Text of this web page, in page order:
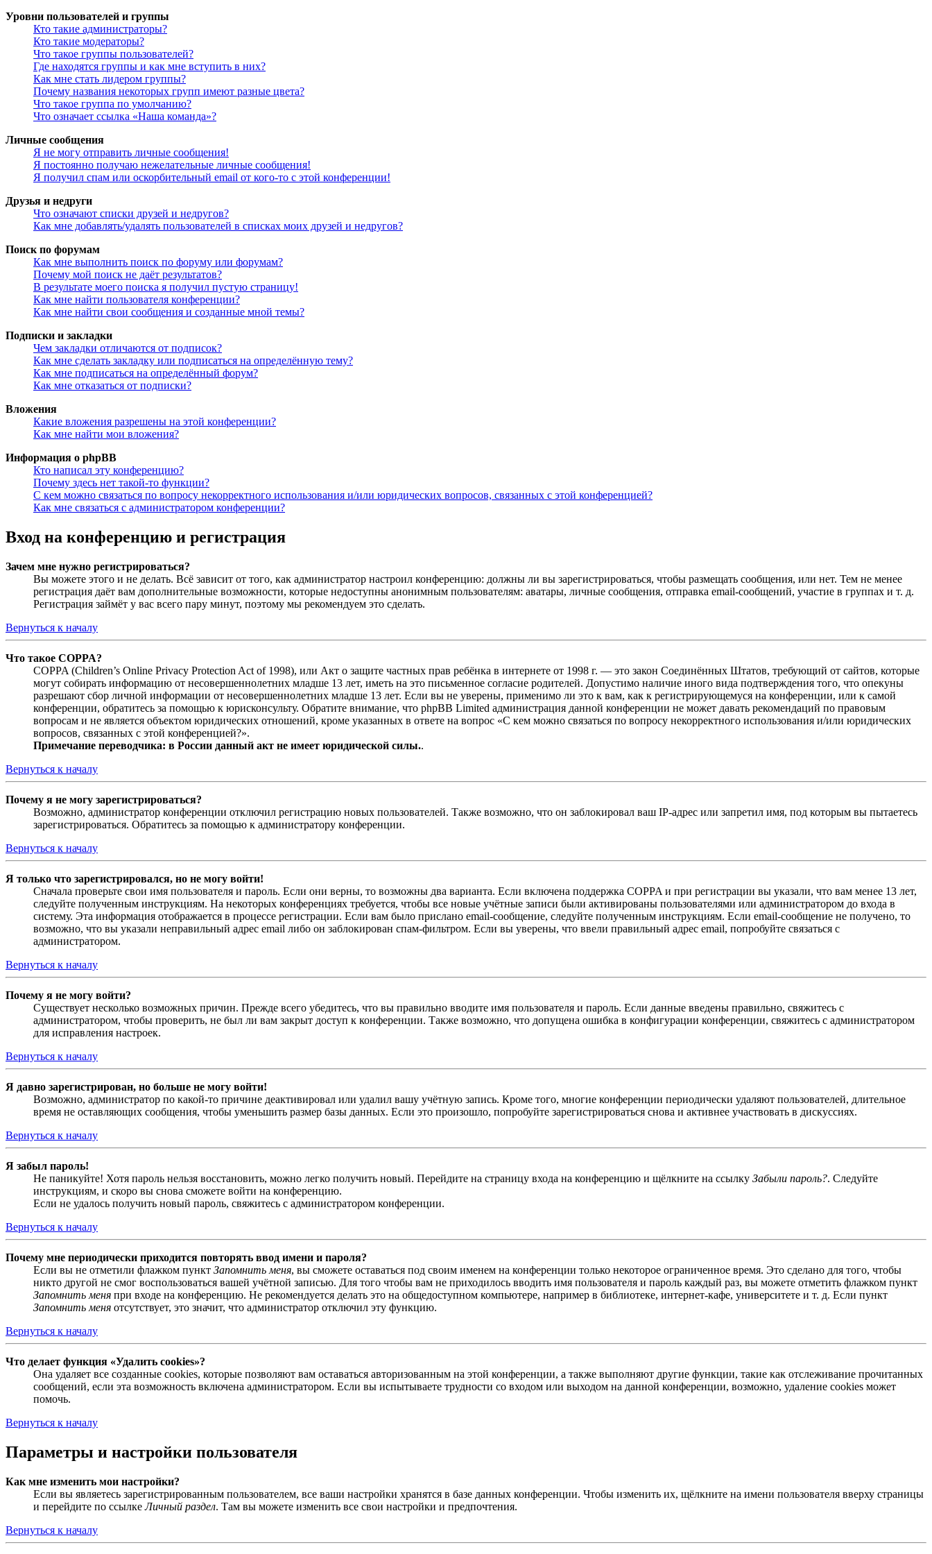
Уровни пользователей и группы
Кто такие администраторы?
Кто такие модераторы?
Что такое группы пользователей?
Где находятся группы и как мне вступить в них?
Как мне стать лидером группы?
Почему названия некоторых групп имеют разные цвета?
Что такое группа по умолчанию?
Что означает ссылка «Наша команда»?
Личные сообщения
Я не могу отправить личные сообщения!
Я постоянно получаю нежелательные личные сообщения!
Я получил спам или оскорбительный email от кого-то с этой конференции!
Друзья и недруги
Что означают списки друзей и недругов?
Как мне добавлять/удалять пользователей в списках моих друзей и недругов?
Поиск по форумам
Как мне выполнить поиск по форуму или форумам?
Почему мой поиск не даёт результатов?
В результате моего поиска я получил пустую страницу!
Как мне найти пользователя конференции?
Как мне найти свои сообщения и созданные мной темы?
Подписки и закладки
Чем закладки отличаются от подписок?
Как мне сделать закладку или подписаться на определённую тему?
Как мне подписаться на определённый форум?
Как мне отказаться от подписки?
Вложения
Какие вложения разрешены на этой конференции?
Как мне найти мои вложения?
Информация о phpBB
Кто написал эту конференцию?
Почему здесь нет такой-то функции?
С кем можно связаться по вопросу некорректного использования и/или юридических вопросов, связанных с этой конференцией?
Как мне связаться с администратором конференции?
Вход на конференцию и регистрация
Зачем мне нужно регистрироваться?
Вы можете этого и не делать. Всё зависит от того, как администратор настроил конференцию: должны ли вы зарегистрироваться, чтобы размещать сообщения, или нет. Тем не менее
регистрация даёт вам дополнительные возможности, которые недоступны анонимным пользователям: аватары, личные сообщения, отправка email-сообщений, участие в группах и т. д.
Регистрация займёт у вас всего пару минут, поэтому мы рекомендуем это сделать.
Вернуться к началу
Что такое COPPA?
COPPA (Children’s Online Privacy Protection Act of 1998), или Акт о защите частных прав ребёнка в интернете от 1998 г. — это закон Соединённых Штатов, требующий от сайтов, которые
могут собирать информацию от несовершеннолетних младше 13 лет, иметь на это письменное согласие родителей. Допустимо наличие иного вида подтверждения того, что опекуны
разрешают сбор личной информации от несовершеннолетних младше 13 лет. Если вы не уверены, применимо ли это к вам, как к регистрирующемуся на конференции, или к самой
конференции, обратитесь за помощью к юрисконсульту. Обратите внимание, что phpBB Limited администрация данной конференции не может давать рекомендаций по правовым
вопросам и не является объектом юридических отношений, кроме указанных в ответе на вопрос «С кем можно связаться по вопросу некорректного использования и/или юридических
вопросов, связанных с этой конференцией?».
Примечание переводчика: в России данный акт не имеет юридической силы..
Вернуться к началу
Почему я не могу зарегистрироваться?
Возможно, администратор конференции отключил регистрацию новых пользователей. Также возможно, что он заблокировал ваш IP-адрес или запретил имя, под которым вы пытаетесь
зарегистрироваться. Обратитесь за помощью к администратору конференции.
Вернуться к началу
Я только что зарегистрировался, но не могу войти!
Сначала проверьте свои имя пользователя и пароль. Если они верны, то возможны два варианта. Если включена поддержка COPPA и при регистрации вы указали, что вам менее 13 лет,
следуйте полученным инструкциям. На некоторых конференциях требуется, чтобы все новые учётные записи были активированы пользователями или администратором до входа в
систему. Эта информация отображается в процессе регистрации. Если вам было прислано email-сообщение, следуйте полученным инструкциям. Если email-сообщение не получено, то
возможно, что вы указали неправильный адрес email либо он заблокирован спам-фильтром. Если вы уверены, что ввели правильный адрес email, попробуйте связаться с
администратором.
Вернуться к началу
Почему я не могу войти?
Существует несколько возможных причин. Прежде всего убедитесь, что вы правильно вводите имя пользователя и пароль. Если данные введены правильно, свяжитесь с
администратором, чтобы проверить, не был ли вам закрыт доступ к конференции. Также возможно, что допущена ошибка в конфигурации конференции, свяжитесь с администратором
для исправления настроек.
Вернуться к началу
Я давно зарегистрирован, но больше не могу войти!
Возможно, администратор по какой-то причине деактивировал или удалил вашу учётную запись. Кроме того, многие конференции периодически удаляют пользователей, длительное
время не оставляющих сообщения, чтобы уменьшить размер базы данных. Если это произошло, попробуйте зарегистрироваться снова и активнее участвовать в дискуссиях.
Вернуться к началу
Я забыл пароль!
Не паникуйте! Хотя пароль нельзя восстановить, можно легко получить новый. Перейдите на страницу входа на конференцию и щёлкните на ссылку Забыли пароль?. Следуйте
инструкциям, и скоро вы снова сможете войти на конференцию.
Если не удалось получить новый пароль, свяжитесь с администратором конференции.
Вернуться к началу
Почему мне периодически приходится повторять ввод имени и пароля?
Если вы не отметили флажком пункт Запомнить меня, вы сможете оставаться под своим именем на конференции только некоторое ограниченное время. Это сделано для того, чтобы
никто другой не смог воспользоваться вашей учётной записью. Для того чтобы вам не приходилось вводить имя пользователя и пароль каждый раз, вы можете отметить флажком пункт
Запомнить меня при входе на конференцию. Не рекомендуется делать это на общедоступном компьютере, например в библиотеке, интернет-кафе, университете и т. д. Если пункт
Запомнить меня отсутствует, это значит, что администратор отключил эту функцию.
Вернуться к началу
Что делает функция «Удалить cookies»?
Она удаляет все созданные cookies, которые позволяют вам оставаться авторизованным на этой конференции, а также выполняют другие функции, такие как отслеживание прочитанных
сообщений, если эта возможность включена администратором. Если вы испытываете трудности со входом или выходом на данной конференции, возможно, удаление cookies может
помочь.
Вернуться к началу
Параметры и настройки пользователя
Как мне изменить мои настройки?
Если вы являетесь зарегистрированным пользователем, все ваши настройки хранятся в базе данных конференции. Чтобы изменить их, щёлкните на имени пользователя вверху страницы
и перейдите по ссылкеЛичный раздел. Там вы можете изменить все свои настройки и предпочтения.
Вернуться к началу